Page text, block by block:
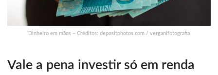
Dinheiro em mãos – Créditos: depositphotos.com / verganifotografia
Vale a pena investir só em renda